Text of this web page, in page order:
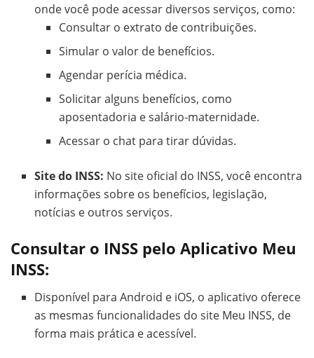
onde você pode acessar diversos serviços, como:
Consultar o extrato de contribuições.
Simular o valor de benefícios.
Agendar perícia médica.
Solicitar alguns benefícios, como
aposentadoria e salário-maternidade.
Acessar o chat para tirar dúvidas.
Site do INSS: No site oficial do INSS, você encontra
informações sobre os benefícios, legislação,
notícias e outros serviços.
Consultar o INSS pelo Aplicativo Meu
INSS:
Disponível para Android e iOS, o aplicativo oferece
as mesmas funcionalidades do site Meu INSS, de
forma mais prática e acessível.